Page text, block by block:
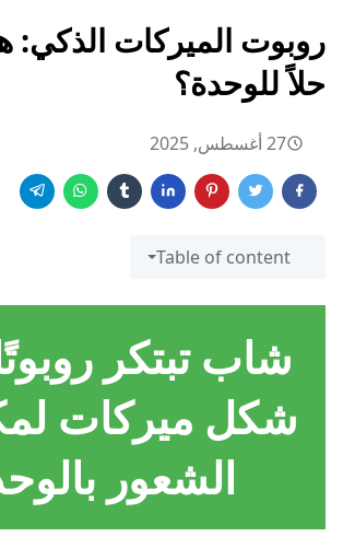
روبوت الميركات الذكي:
حلاً للوحدة؟
27 أغسطس, 2025
Table of content
شاب تبتكر
شكل ميركات
الشعور